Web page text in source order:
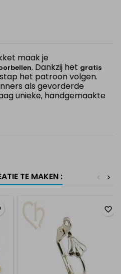
maak je
. Dankzij het gratis
het patroon volgen.
als gevorderde
unieke, handgemaakte
TE MAKEN : >
<
favorite_border